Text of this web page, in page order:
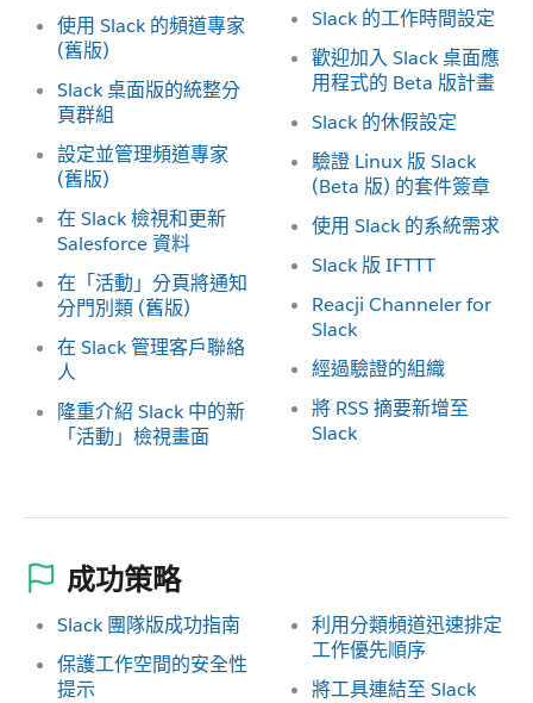
使用 Slack 的頻道專家
(舊版)
Slack 桌面版的統整分
頁群組
設定並管理頻道專家
(舊版)
在 Slack 檢視和更新
Salesforce 資料
在「活動」分頁將通知
分門別類 (舊版)
在 Slack 管理客戶聯絡
人
隆重介紹 Slack 中的新
「活動」檢視畫面
Slack 的工作時間設定
歡迎加入 Slack 桌面應
用程式的 Beta 版計畫
Slack 的休假設定
驗證 Linux 版 Slack
(Beta 版) 的套件簽章
使用 Slack 的系統需求
Slack 版 IFTTT
Reacji Channeler for
Slack
經過驗證的組織
將 RSS 摘要新增至
Slack
成功策略
Slack 團隊版成功指南
保護工作空間的安全性
提示
利用分類頻道迅速排定
工作優先順序
將工具連結至 Slack